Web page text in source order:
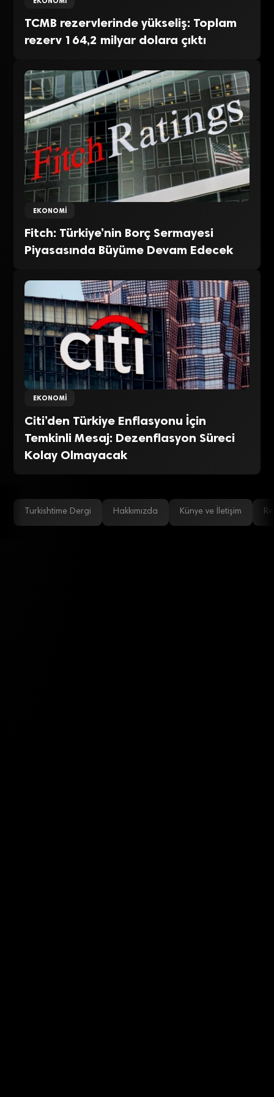
TCMB rezervlerinde yükseliş: Toplam
rezerv 164,2 milyar dolara çıktı
EKONOMI
Fitch: Türkiye’nin Borç Sermayesi
Piyasasında Büyüme Devam Edecek
EKONOMI
Citi’den Türkiye Enflasyonu İçin
Temkinli Mesaj: Dezenflasyon Süreci
Kolay Olmayacak
Turkishtime Dergi Hakkımızda Künye ve İletişim